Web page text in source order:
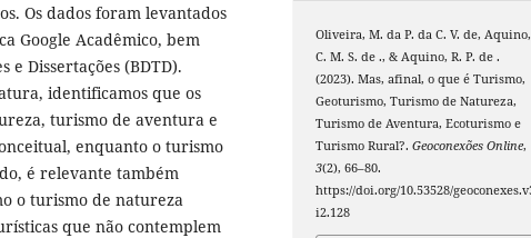
Os dados foram levantados
Google Acadêmico, bem
e Dissertações (BDTD).
identificamos que os
turismo de aventura e
enquanto o turismo
é relevante também
o turismo de natureza
que não contemplem
Oliveira, M. da P. da C. V. de, Aquino,
C. M. S. de ., & Aquino, R. P. de .
(2023). Mas, afinal, o que é Turismo,
Geoturismo, Turismo de Natureza,
Turismo de Aventura, Ecoturismo e
Turismo Rural?.Geoconexões Online,
3(2), 66–80.
https://doi.org/10.53528/
i2.128